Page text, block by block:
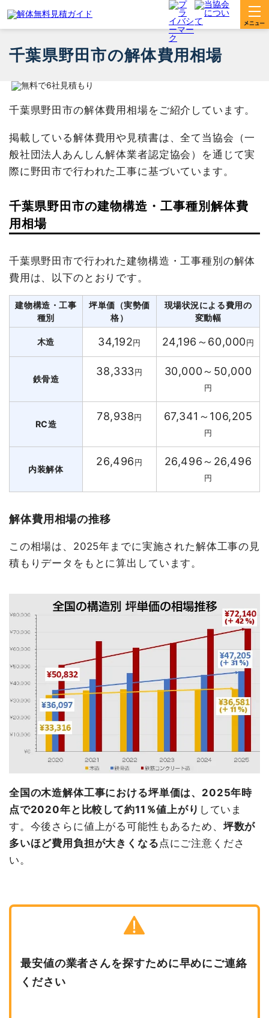
千葉県野田市の解体費用相場
千葉県野田市の解体費用相場をご紹介しています。
掲載している解体費用や見積書は、全て当協会（一
般社団法人あんしん解体業者認定協会）を通じて実
際に野田市で行われた工事に基づいています。
千葉県野田市の建物構造・工事種別解体費
用相場
千葉県野田市で行われた建物構造・工事種別の解体
費用は、以下のとおりです。
建物構造・工事
種別
坪単価（実勢価
格）
現場状況による費用の
変動幅
木造 34,192円 24,196～60,000円
鉄骨造
38,333円 30,000～50,000
円
RC造
78,938円 67,341～106,205
円
内装解体
26,496円 26,496～26,496
円
解体費用相場の推移
この相場は、2025年までに実施された解体工事の見
積もりデータをもとに算出しています。
全国の木造解体工事における坪単価は、2025年時
点で2020年と比較して約11％値上がり していま
す。今後さらに値上がる可能性もあるため、 坪数が
多いほど費用負担が大きくなる 点にご注意くださ
い。
最安値の業者さんを探すために早めにご連絡
ください